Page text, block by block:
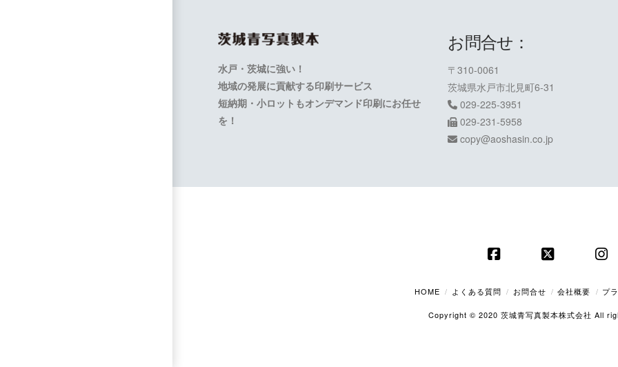
水戸・茨城に強い！
地域の発展に貢献する印刷サービス
短納期・小ロットもオンデマンド印刷にお任せ
を！
お問合せ：
〒310-0061
茨城県水戸市北見町6-31
029-225-3951
029-231-5958
copy@aoshasin.co.jp
Facebook
X
HOME よくある質問 お問合せ 会社概要 プ
Copyright © 2020 茨城青写真製本株式会社 All